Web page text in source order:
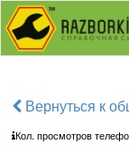
Вернуться к
Кол. просмотров